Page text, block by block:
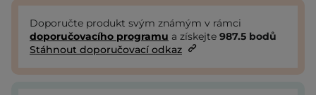
Doporučte produkt svým známým v rámci
doporučovacího programu a získejte 987.5 bodů
Stáhnout doporučovací odkaz